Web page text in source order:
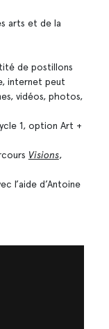
arts et de la
de postillons
internet peut
vidéos, photos,
1, option Art +
Visions,
l’aide d’Antoine